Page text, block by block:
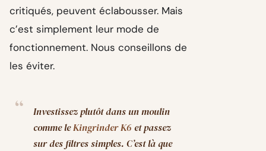
critiqués, peuvent éclabousser. Mais
c’est simplement leur mode de
fonctionnement. Nous conseillons de
les éviter.
Investissez plutôt dans un moulin
comme leKingrinder K6et passez
sur des filtres simples. C’est là que